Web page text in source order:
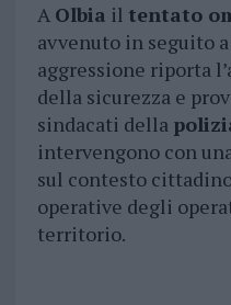
A Olbia il tentato
avvenuto in seguito
aggressione riporta
della sicurezza e
sindacati della
intervengono con
sul contesto
operative degli
territorio.